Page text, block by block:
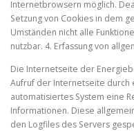
Internetbrowsern möglich.
Setzung von Cookies in dem
Umständen nicht alle
nutzbar. 4. Erfassung von
Die Internetseite der
Aufruf der Internetseite
automatisiertes System eine
Informationen. Diese
den Logfiles des Servers